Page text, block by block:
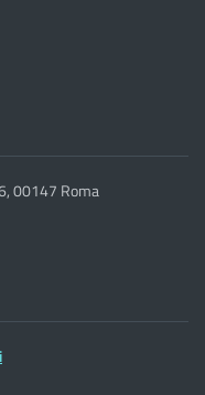
00147 Roma